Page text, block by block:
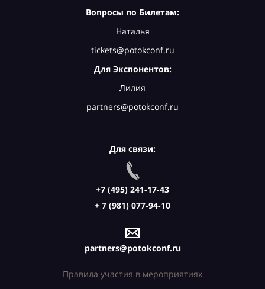
Вопросы по Билетам:
Наталья
tickets@potokconf.ru
Для Экспонентов:
Лилия
partners@potokconf.ru
Для связи:
+7 (495) 241-17-43
+ 7 (981) 077-94-10
partners@potokconf.ru
Правила участия в мероприятиях